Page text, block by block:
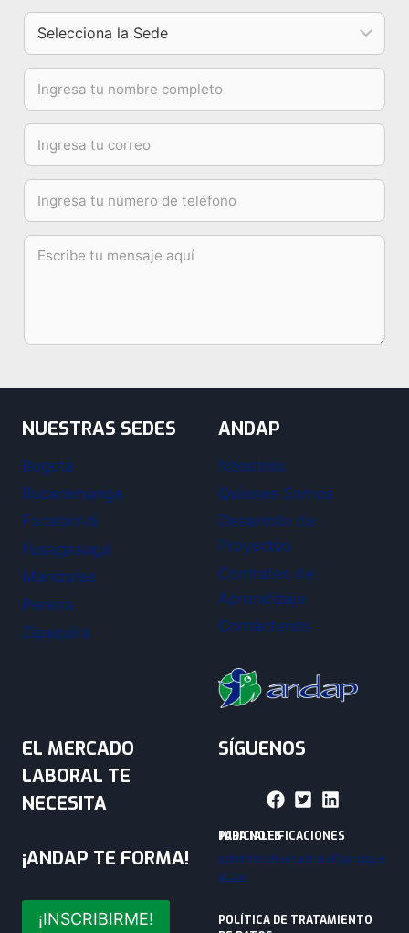
NUESTRAS SEDES
Bogotá
Bucaramanga
Facatativá
Fusagasugá
Manizales
Pereira
Zipaquirá
ANDAP
Nosotros
Quienes Somos
Desarrollo de
Proyectos
Contratos de
Aprendizaje
Contáctenos
EL MERCADO
LABORAL TE
NECESITA
¡ANDAP TE FORMA!
¡INSCRIBIRME!
SÍGUENOS
PARA NOTIFICACIONES JUDICIALES
administrativanacional@andap.e
du.co
POLÍTICA DE TRATAMIENTO